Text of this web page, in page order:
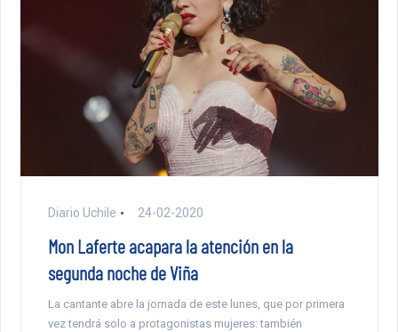
Diario Uchile 24-02-2020
Mon Laferte acapara la atención en la
segunda noche de Viña
La cantante abre la jornada de este lunes, que por primera
vez tendrá solo a protagonistas mujeres: también